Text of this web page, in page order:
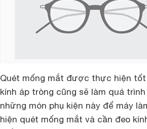
Quét mống mắt được thực hiện
kính áp tròng cũng sẽ làm quá
những món phụ kiện này để máy
hiện quét mống mắt và cần đeo